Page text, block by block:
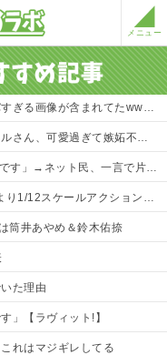
メニュー
画像が含まれてたwwwwww 他
嫉妬不可避w w w w w w w w w w w
一言で片付けられてしまうｗｗｗｗｗ
ールアクションフィギュア化決定
筒井あやめ＆鈴木佑捺
た理由
」【ラヴィット!】
れはマジギレしてる